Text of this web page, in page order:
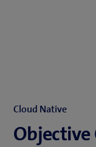
Cloud Native
Objective